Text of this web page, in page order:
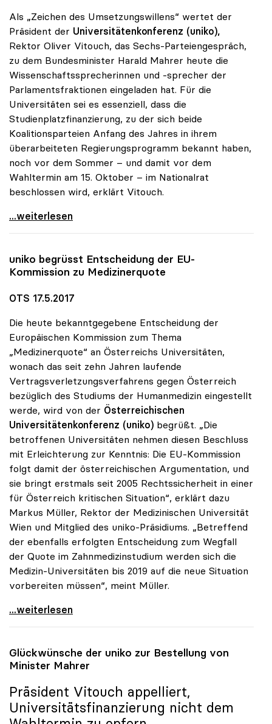
Als „Zeichen des Umsetzungswillens“ wertet der
Präsident der Universitätenkonferenz (uniko),
Rektor Oliver Vitouch, das Sechs-Parteiengespräch,
zu dem Bundesminister Harald Mahrer heute die
Wissenschaftssprecherinnen und -sprecher der
Parlamentsfraktionen eingeladen hat. Für die
Universitäten sei es essenziell, dass die
Studienplatzfinanzierung, zu der sich beide
Koalitionsparteien Anfang des Jahres in ihrem
überarbeiteten Regierungsprogramm bekannt haben,
noch vor dem Sommer – und damit vor dem
Wahltermin am 15. Oktober – im Nationalrat
beschlossen wird, erklärt Vitouch.
Universitätsfinanzierung neu: uniko ortet Willen
...weiterlesen
uniko begrüsst Entscheidung der EU-
Kommission zu Medizinerquote
OTS 17.5.2017
Die heute bekanntgegebene Entscheidung der
Europäischen Kommission zum Thema
„Medizinerquote“ an Österreichs Universitäten,
wonach das seit zehn Jahren laufende
Vertragsverletzungsverfahrens gegen Österreich
bezüglich des Studiums der Humanmedizin eingestellt
werde, wird von der Österreichischen
Universitätenkonferenz (uniko) begrüßt. „Die
betroffenen Universitäten nehmen diesen Beschluss
mit Erleichterung zur Kenntnis: Die EU-Kommission
folgt damit der österreichischen Argumentation, und
sie bringt erstmals seit 2005 Rechtssicherheit in einer
für Österreich kritischen Situation“, erklärt dazu
Markus Müller, Rektor der Medizinischen Universität
Wien und Mitglied des uniko-Präsidiums. „Betreffend
der ebenfalls erfolgten Entscheidung zum Wegfall
der Quote im Zahnmedizinstudium werden sich die
Medizin-Universitäten bis 2019 auf die neue Situation
vorbereiten müssen“, meint Müller.
uniko begrüsst Entscheidung der EU-Kommission zu
...weiterlesen
Glückwünsche der uniko zur Bestellung von
Minister Mahrer
Präsident Vitouch appelliert,
Universitätsfinanzierung nicht dem